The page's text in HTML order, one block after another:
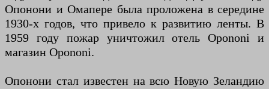
Опонони и Омапере была проложена в середине
1930-х годов, что привело к развитию ленты. В
1959 году пожар уничтожил отель Opononi и
магазин Opononi.
Опонони стал известен на всю Новую Зеландию